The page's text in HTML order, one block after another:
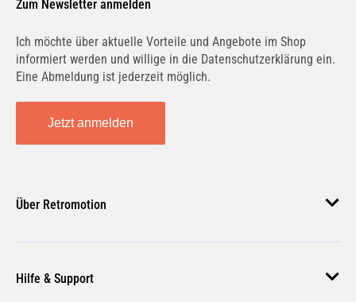
Zum Newsletter anmelden
Ich möchte über aktuelle Vorteile und Angebote im Shop
informiert werden und willige in die Datenschutzerklärung ein.
Eine Abmeldung ist jederzeit möglich.
Jetzt anmelden
Über Retromotion
Unsere Jobs
Hilfe & Support